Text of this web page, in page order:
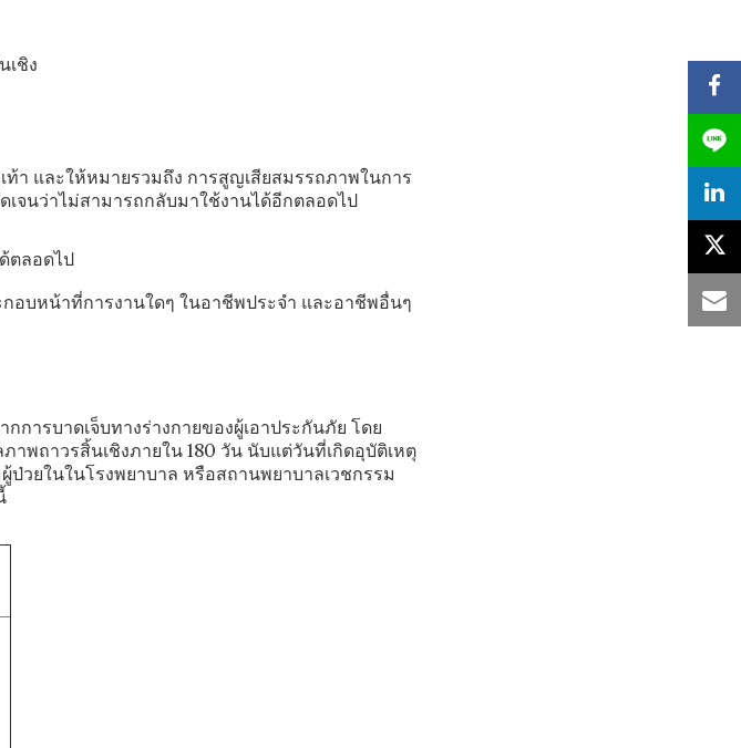
เชิง
า และให้หมายรวมถึง การสูญเสียสมรรถภาพในการ
จนว่าไม่สามารถกลับมาใช้งานได้อีกตลอดไป
ตลอดไป
บหน้าที่การงานใดๆ ในอาชีพประจำ และอาชีพอื่นๆ
บาดเจ็บทางร่างกายของผู้เอาประกันภัย โดย
าพถาวรสิ้นเชิงภายใน 180 วัน นับแต่วันที่เกิดอุบัติเหตุ
วยในในโรงพยาบาล หรือสถานพยาบาลเวชกรรม